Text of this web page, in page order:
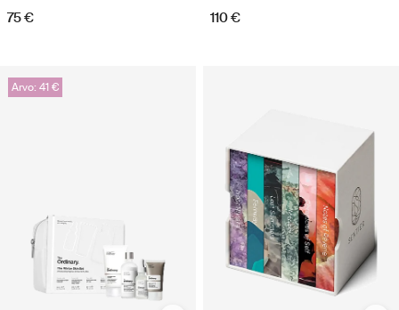
75 € 110 €
Arvo: 41 €